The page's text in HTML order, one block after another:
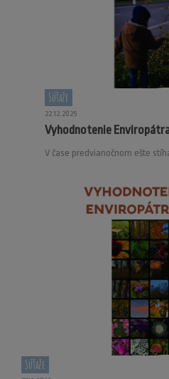
Súťaže
22.12.2025
Vyhodnotenie
V čase predvianočnom ešte
Súťaže